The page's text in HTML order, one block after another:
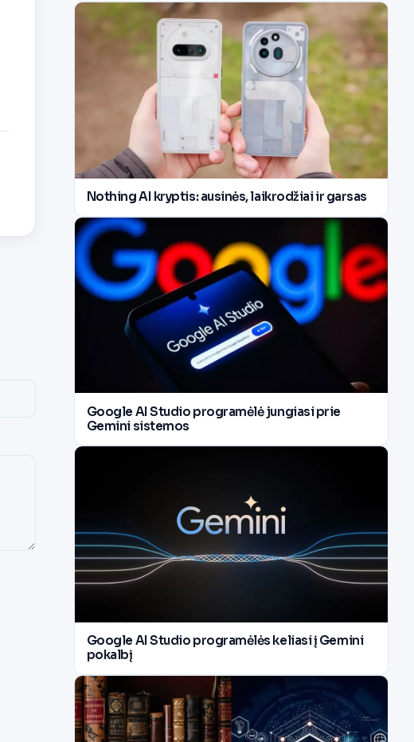
Nothing AI kryptis: ausinės, laikrodžiai ir garsas
Google AI Studio programėlė jungiasi prie
Gemini sistemos
Google AI Studio programėlės keliasi į Gemini
pokalbį